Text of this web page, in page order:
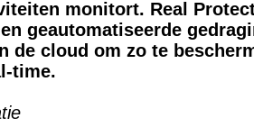
monitort. Real
geautomatiseerde
de cloud om zo te
time.